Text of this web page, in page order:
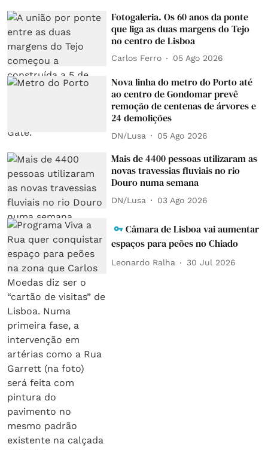
Fotogaleria. Os 60 anos da ponte
que liga as duas margens do Tejo
no centro de Lisboa
Carlos Ferro 05 Ago 2026
Nova linha do metro do Porto até
ao centro de Gondomar prevê
remoção de centenas de árvores e
24 demolições
DN/Lusa 05 Ago 2026
Mais de 4400 pessoas utilizaram as
novas travessias fluviais no rio
Douro numa semana
DN/Lusa 03 Ago 2026
Câmara de Lisboa vai aumentar
espaços para peões no Chiado
Leonardo Ralha 30 Jul 2026